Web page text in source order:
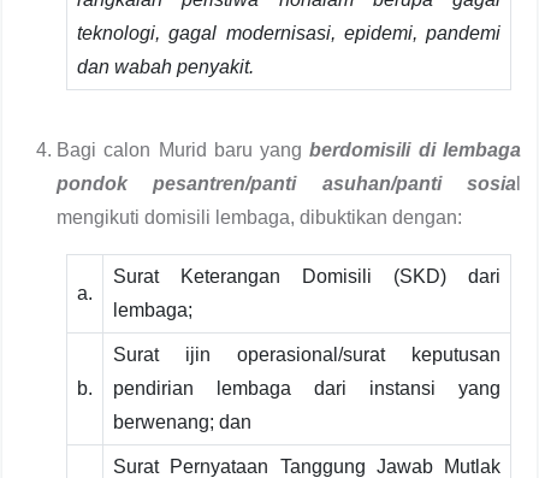
teknologi, gagal modernisasi, epidemi, pandemi
dan wabah penyakit.
Bagi calon Murid baru yangberdomisili di lembaga
pondok pesantren/panti asuhan/panti sosia
mengikuti domisili lembaga, dibuktikan dengan:
a.
Surat Keterangan Domisili (SKD) dari
lembaga;
b.
Surat ijin operasional/surat keputusan
pendirian lembaga dari instansi yang
berwenang; dan
Surat Pernyataan Tanggung Jawab Mutlak